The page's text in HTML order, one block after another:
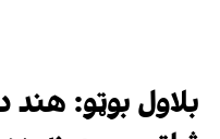
بلاول بوټو: هند